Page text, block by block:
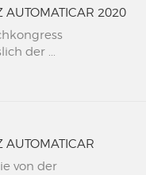
AUTOMATICAR 2020
der ...
AUTOMATICAR
von der